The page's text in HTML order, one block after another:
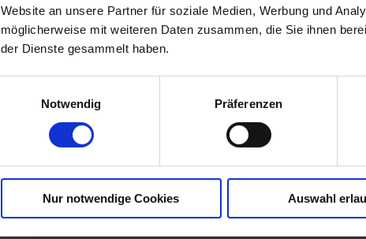
Website an unsere Partner für soziale Medien, Werbung und
möglicherweise mit weiteren Daten zusammen, die Sie ihnen
der Dienste gesammelt haben.
Notwendig
Präferenzen
Nur notwendige Cookies Auswahl